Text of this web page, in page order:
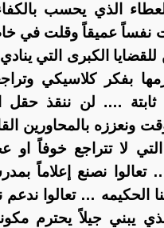
الذي يحسب
عميقاً وقلت في
الكبرى التي
بفكر كلاسيكي
ثابتة …. لن ننقذ حقل
ونعززه بالمحاورين
لا تتراجع خوفاً او
… تعالوا نصنع إعلاماً
الحكيمه … تعالوا
يبني جيلاً يحترم